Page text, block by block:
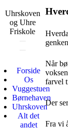
Uhrskoven
og Uhre
Friskole
Forside
Os
Vuggestuen
Børnehaven
Uhrskoven
Alt det
andet
Når
farvel
Der
Fra vi